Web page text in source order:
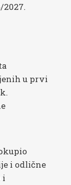
2027.
u prvi
i odlične
i